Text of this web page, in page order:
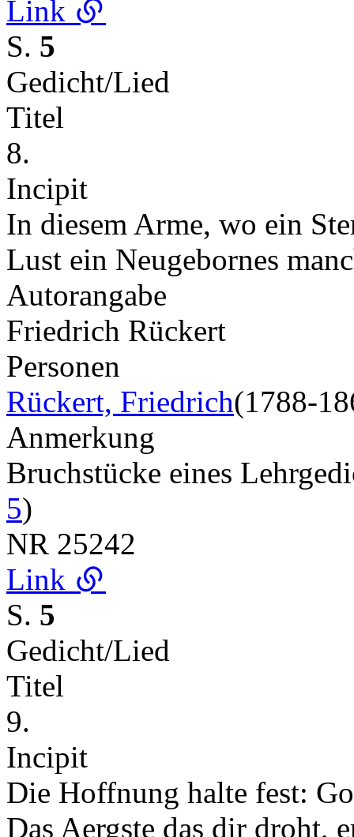
Link
S. 5
Gedicht/Lied
Titel
8.
Incipit
In diesem Arme, wo ein
Lust ein Neugebornes
Autorangabe
Friedrich Rückert
Personen
Rückert, Friedrich(1788-
Anmerkung
Bruchstücke eines
5)
NR 25242
Link
S. 5
Gedicht/Lied
Titel
9.
Incipit
Die Hoffnung halte fest:
Das Aergste das dir droht,